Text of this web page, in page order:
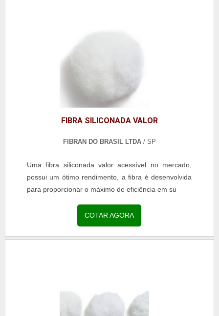
FIBRA SILICONADA VALOR
FIBRAN DO BRASIL LTDA/ SP
Uma fibra siliconada valor acessível no mercado,
possui um ótimo rendimento, a fibra é desenvolvida
para proporcionar o máximo de eficiência em su
COTAR AGORA